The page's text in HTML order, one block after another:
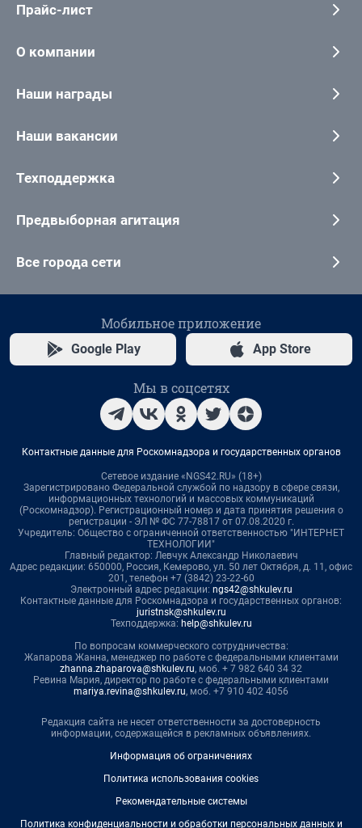
Прайс-лист
О компании
Наши награды
Наши вакансии
Техподдержка
Предвыборная агитация
Все города сети
Мобильное приложение
Google Play App Store
Мы в соцсетях
Контактные данные для Роскомнадзора и государственных органов
Сетевое издание «NGS42.RU» (18+)
Зарегистрировано Федеральной службой по надзору в сфере связи,
информационных технологий и массовых коммуникаций
(Роскомнадзор). Регистрационный номер и дата принятия решения о
регистрации - ЭЛ № ФС 77-78817 от 07.08.2020 г.
Учредитель: Общество с ограниченной ответственностью "ИНТЕРНЕТ
ТЕХНОЛОГИИ"
Главный редактор: Левчук Александр Николаевич
Адрес редакции: 650000, Россия, Кемерово, ул. 50 лет Октября, д. 11, офис
201, телефон +7 (3842) 23-22-60
Электронный адрес редакции: ngs42@shkulev.ru
Контактные данные для Роскомнадзора и государственных органов:
juristnsk@shkulev.ru
Техподдержка: help@shkulev.ru
По вопросам коммерческого сотрудничества:
Жапарова Жанна, менеджер по работе с федеральными клиентами
zhanna.zhaparova@shkulev.ru, моб. + 7 982 640 34 32
Ревина Мария, директор по работе с федеральными клиентами
mariya.revina@shkulev.ru, моб. +7 910 402 4056
Редакция сайта не несет ответственности за достоверность
информации, содержащейся в рекламных объявлениях.
Информация об ограничениях
Политика использования cookies
Рекомендательные системы
Политика конфиденциальности и обработки персональных данных и